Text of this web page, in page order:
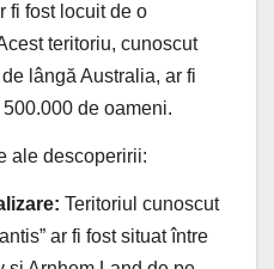
fi fost locuit de o
teritoriu, cunoscut
lângă Australia, ar fi
de oameni.
ale descoperirii:
Teritoriul cunoscut
ar fi fost situat între